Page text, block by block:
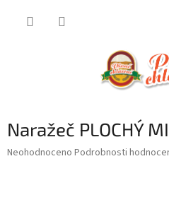
Naražeč PLOCHÝ
Průměrné
Neohodnoceno Podrobnosti